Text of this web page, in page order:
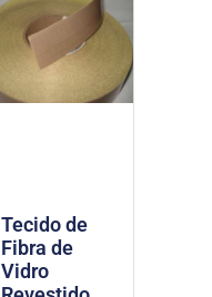
Tecido de
Fibra de
Vidro